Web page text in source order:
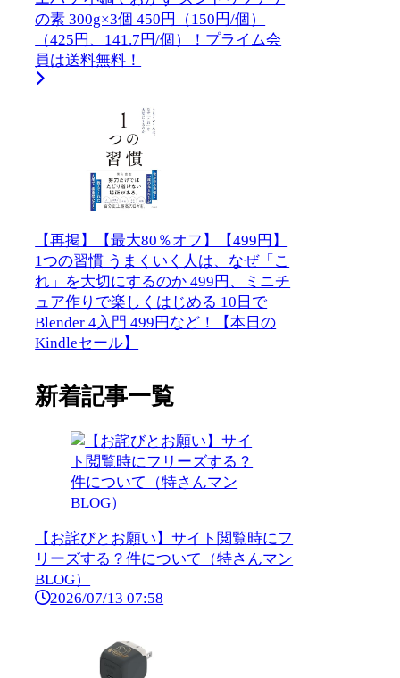
の素 300g×3個 450円（150円/個）
（425円、141.7円/個）！プライム会
員は送料無料！
【再掲】【最大80％オフ】【499円】
1つの習慣 うまくいく人は、なぜ「こ
れ」を大切にするのか 499円、ミニチ
ュア作りで楽しくはじめる 10日で
Blender 4入門 499円など！【本日の
Kindleセール】
新着記事一覧
【お詫びとお願い】サイト閲覧時にフ
リーズする？件について（特さんマン
BLOG）
2026/07/13 07:58